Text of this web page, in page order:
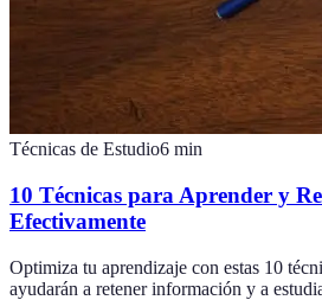
Técnicas de Estudio6 min
10 Técnicas para Aprender y
Efectivamente
Optimiza tu aprendizaje con estas 10
ayudarán a retener información y a